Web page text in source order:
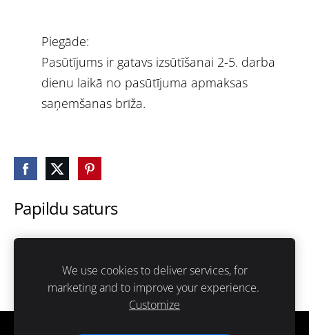
Papildu saturs
Šeit var ievadīt papildus saturu. Ja papildus satura
nav, tad šo bloku var noslēpt, nospiežot uz
ikoniņas augšējā stūrī.
Piegāde:
Pasūtījums ir gatavs izsūtīšanai 2-5. darba
dienu laikā no pasūtījuma apmaksas
saņemšanas brīža.
We use cookies to deliver services, for
marketing and to improve your experience.
Customize